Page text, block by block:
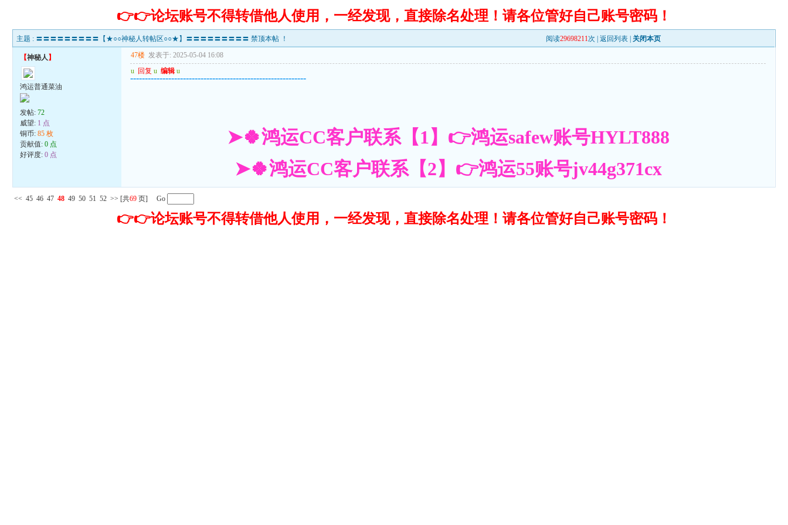
👉👉论坛账号不得转借他人使用，一经发现，直接除名处理！请各位管好自己账号密码！
主题 : 〓〓〓〓〓〓〓〓〓【★○○神秘人转帖区○○★】〓〓〓〓〓〓〓〓〓 禁顶本帖 ！ 阅读29698211次 |返回列表 关闭本页
【神秘人 】
鸿运普通菜油
发帖:72
威望: 1 点
铜币:85 枚
贡献值:0 点
好评度:0 点
47楼 发表于: 2025-05-04 16:08
u 回复 u 编辑 u
------------------------------------------------------------
➤🍀鸿运CC客户联系【1】👉鸿运safew账号HYLT888
➤🍀鸿运CC客户联系【2】👉鸿运55账号jv44g371cx
<< 45 46 47 48 49 50 51 52 >> [共69 页] Go
👉👉论坛账号不得转借他人使用，一经发现，直接除名处理！请各位管好自己账号密码！